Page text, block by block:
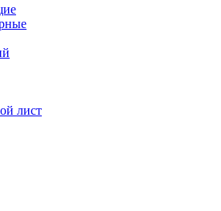
лист